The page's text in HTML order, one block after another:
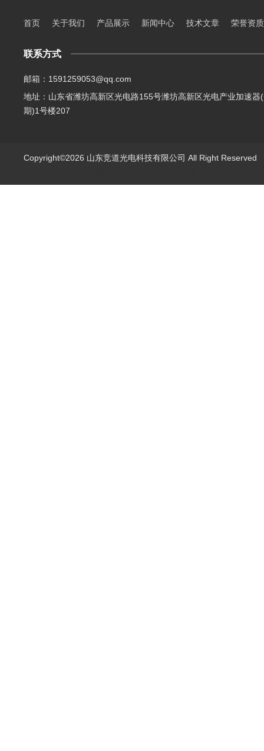
首页 关于我们 产品展示 新闻中心 技术文章 荣誉资质
联系方式
邮箱：1591259053@qq.com
地址：山东省潍坊高新区光电路155号潍坊高新区光电产业加速器
期)1号楼207
Copyright©2026 山东竞道光电科技有限公司 All Right